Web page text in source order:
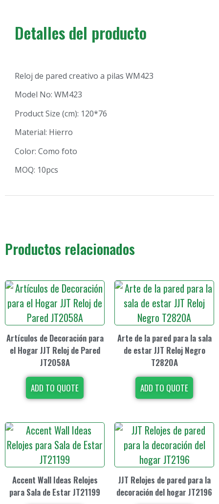
Detalles del producto
Reloj de pared creativo a pilas WM423
Model No: WM423
Product Size (cm): 120*76
Material: Hierro
Color: Como foto
MOQ: 10pcs
Productos relacionados
Artículos de Decoración para
el Hogar JJT Reloj de Pared
JT2058A
ADD TO QUOTE
Arte de la pared para la sala
de estar JJT Reloj Negro
T2820A
ADD TO QUOTE
Accent Wall Ideas Relojes
para Sala de Estar JT21199
JJT Relojes de pared para la
decoración del hogar JT2196